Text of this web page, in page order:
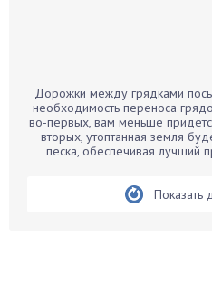
Бархатцы
Бегония
Белые грибы
Дорожки между грядками
необходимость переноса
во-первых, вам меньше
вторых, утоптанная земля
песка, обеспечивая лучший
Показать